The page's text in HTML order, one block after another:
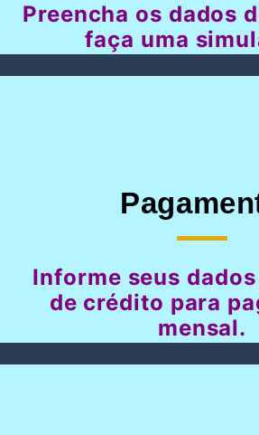
Preencha os dados
faça uma
Informe seus
de crédito para
mensal.